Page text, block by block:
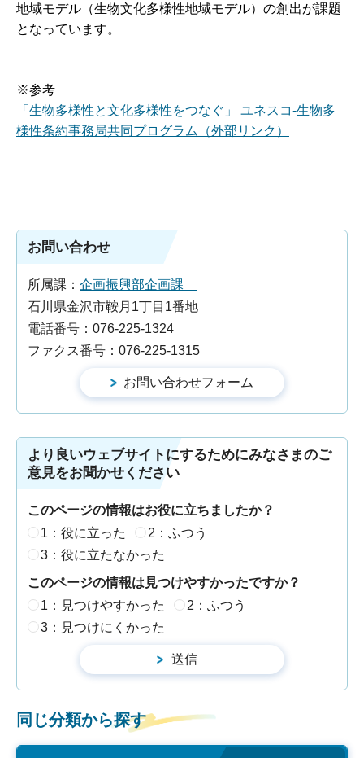
地域モデル（生物文化多様性地域モデル）の創出が課題
となっています。
※参考
「生物多様性と文化多様性をつなぐ」 ユネスコ-生物多
様性条約事務局共同プログラム（外部リンク）
お問い合わせ
所属課： 企画振興部企画課
石川県金沢市鞍月1丁目1番地
電話番号：076-225-1324
ファクス番号：076-225-1315
より良いウェブサイトにするためにみなさまのご
意見をお聞かせください
このページの情報はお役に立ちましたか？
1：役に立った
2：ふつう
3：役に立たなかった
このページの情報は見つけやすかったですか？
1：見つけやすかった
2：ふつう
3：見つけにくかった
同じ分類から探す